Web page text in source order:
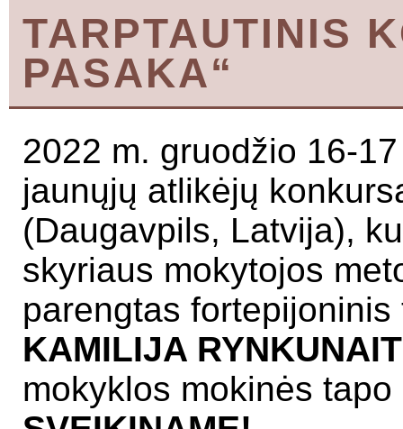
TARPTAUTINIS
PASAKA“
2022 m. gruodžio 16-
jaunųjų atlikėjų
(Daugavpils, Latvija),
skyriaus mokytojos
parengtas
KAMILIJA
mokyklos mokinės